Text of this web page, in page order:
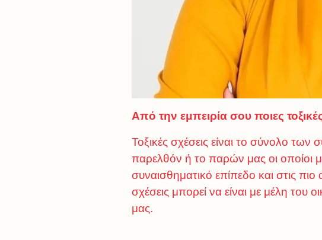
Από την εμπειρία σου ποιες
Τοξικές σχέσεις είναι το σύνολο
παρελθόν ή το παρών μας οι οποίοι
συναισθηματικό επίπεδο και στις
σχέσεις μπορεί να είναι με μέλη του
μας.